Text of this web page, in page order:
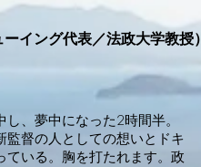
ーイング代表／法政大学教授）
、夢中になった2時間半。
督の人としての想いとドキ
ている。胸を打たれます。政